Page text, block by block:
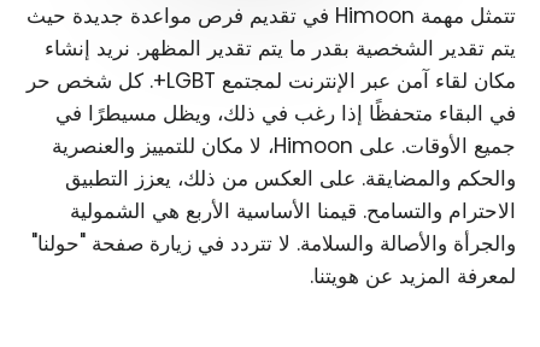
تتمثل مهمة Himoon في تقديم فرص مواعدة جديدة حيث
يتم تقدير الشخصية بقدر ما يتم تقدير المظهر. نريد إنشاء
مكان لقاء آمن عبر الإنترنت لمجتمع LGBT+. كل شخص حر
في البقاء متحفظًا إذا رغب في ذلك، ويظل مسيطرًا في
جميع الأوقات. على Himoon، لا مكان للتمييز والعنصرية
والحكم والمضايقة. على العكس من ذلك، يعزز التطبيق
الاحترام والتسامح. قيمنا الأساسية الأربع هي الشمولية
والجرأة والأصالة والسلامة. لا تتردد في زيارة صفحة "حولنا"
لمعرفة المزيد عن هويتنا.